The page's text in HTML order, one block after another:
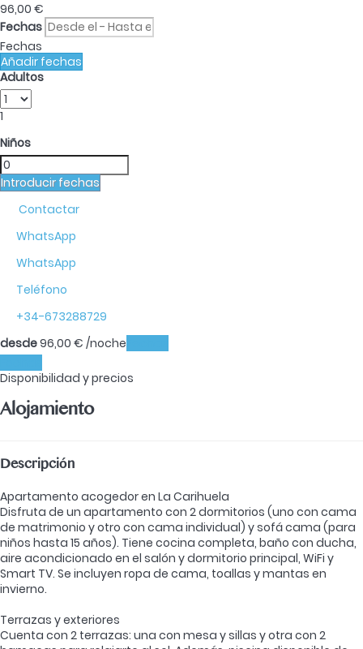
96,00 €
Fechas
Fechas
Añadir fechas
Adultos
1
Niños
Introducir fechas
Contactar
WhatsApp
WhatsApp
Teléfono
+34-673288729
desde96,00 € /noche
Disponibilidad y precios
Alojamiento
Descripción
Apartamento acogedor en La Carihuela
Disfruta de un apartamento con 2 dormitorios (uno con cama
de matrimonio y otro con cama individual) y sofá cama (para
niños hasta 15 años). Tiene cocina completa, baño con ducha,
aire acondicionado en el salón y dormitorio principal, WiFi y
Smart TV. Se incluyen ropa de cama, toallas y mantas en
invierno.
Terrazas y exteriores
Cuenta con 2 terrazas: una con mesa y sillas y otra con 2